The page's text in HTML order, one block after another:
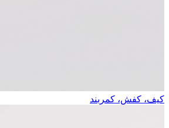
کیف، کفش، کمربند